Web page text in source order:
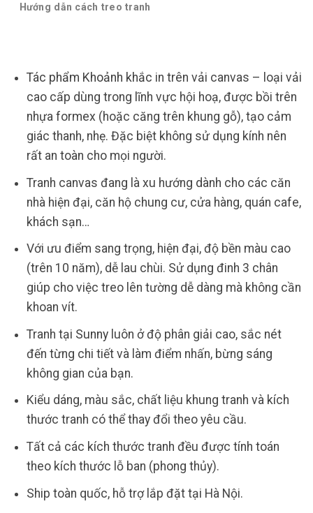
Hướng dẫn cách treo tranh
Tác phẩm Khoảnh khắc in trên vải canvas – loại vải
cao cấp dùng trong lĩnh vực hội hoạ, được bồi trên
nhựa formex (hoặc căng trên khung gỗ), tạo cảm
giác thanh, nhẹ. Đặc biệt không sử dụng kính nên
rất an toàn cho mọi người.
Tranh canvas đang là xu hướng dành cho các căn
nhà hiện đại, căn hộ chung cư, cửa hàng, quán cafe,
khách sạn…
Với ưu điểm sang trọng, hiện đại, độ bền màu cao
(trên 10 năm), dễ lau chùi. Sử dụng đinh 3 chân
giúp cho việc treo lên tường dễ dàng mà không cần
khoan vít.
Tranh tại Sunnyluôn ở độ phân giải cao, sắc nét
đến từng chi tiết và làm điểm nhấn, bừng sáng
không gian của bạn.
Kiểu dáng, màu sắc, chất liệu khung tranh và kích
thước tranh có thể thay đổi theo yêu cầu.
Tất cả các kích thước tranh đều được tính toán
theo kích thước lỗ ban (phong thủy).
Ship toàn quốc, hỗ trợ lắp đặt tại Hà Nội.